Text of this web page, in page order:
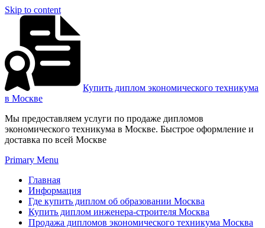
Skip to content
Купить диплом экономического техникума
в Москве
Мы предоставляем услуги по продаже дипломов
экономического техникума в Москве. Быстрое оформление и
доставка по всей Москве
Primary Menu
Главная
Информация
Где купить диплом об образовании Москва
Купить диплом инженера-строителя Москва
Продажа дипломов экономического техникума Москва